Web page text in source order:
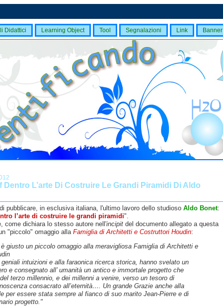
Didattici Learning Object Tool Segnalazioni Link Banner
L’arte Di Costruire Le Grandi Piramidi Di Aldo
pubblicare, in esclusiva italiana, l'ultimo lavoro dello studioso Aldo Bonet:
l’arte di costruire le grandi piramidi".
come dichiara lo stesso autore nell'incipitdel documento allegato a questa
"piccolo" omaggio allaFamiglia di Architetti e Costruttori Houdin:
giusto un piccolo omaggio alla meravigliosa Famiglia di Architetti e
intuizioni e alla faraonica ricerca storica, hanno svelato un
e consegnato all’ umanità un antico e immortale progetto che
del terzo millennio, e dei millenni a venire, verso un tesoro di
consacrato all’eternità…. Un grande Grazie anche alla
per essere stata sempre al fianco di suo marito Jean-Pierre e di
progetto."